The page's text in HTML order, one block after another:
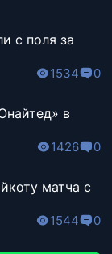
с поля за
1534 0
в
1426 0
матча с
1544 0